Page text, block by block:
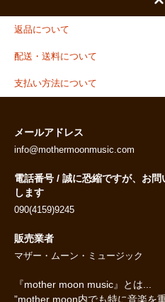
返品について
配送・送料について
支払い方法について
メールアドレス
info@mothermoonmusic.com
電話番号 / 誠に恐縮ですが、お
します
090(4159)9245
販売業者
マザー・ムーン・ミュージック
『mother moon music』とは...
”mother moon内でも特に音楽を